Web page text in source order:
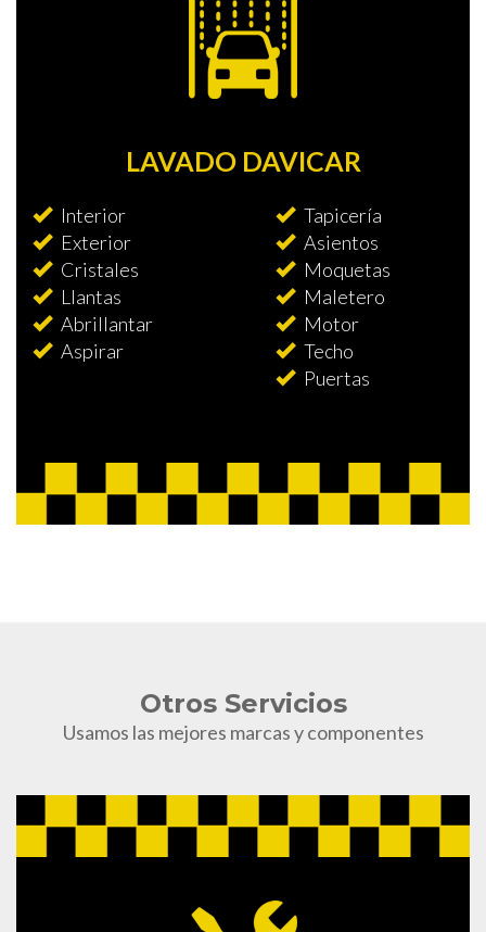
LAVADO DAVICAR
Interior
Exterior
Cristales
Llantas
Abrillantar
Aspirar
Tapicería
Asientos
Moquetas
Maletero
Motor
Techo
Puertas
Otros Servicios
Usamos las mejores marcas y componentes